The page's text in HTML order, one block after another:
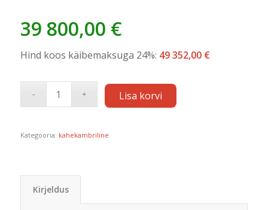
39 800,00 €
Hind koos käibemaksuga 24%: 49 352,00 €
Lisa korvi
Kategooria: kahekambriline
Kirjeldus